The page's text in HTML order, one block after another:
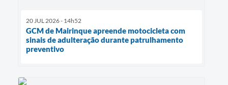
20 JUL 2026 - 14h52
GCM de Mairinque apreende motocicleta com
sinais de adulteração durante patrulhamento
preventivo